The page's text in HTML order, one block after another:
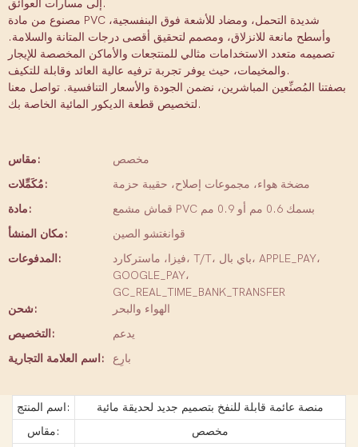
إلى مسارات العوائق.
مصنوع من مادة PVC شديدة التحمل، ومضاد للأشعة فوق البنفسجية،
وأسطح مانعة للانزلاق، ومصمم لتحقيق أقصى درجات المتانة والسلامة.
تصميمه متعدد الاستخدامات مثالي للمنتجعات والأماكن المخصصة للإيجار
والمخيمات، حيث يوفر تجربة ترفيه عالية العائد وقابلة للتكيف.
بصفتنا المُصنِّعين المباشرين، نضمن الجودة والأسعار التنافسية. تواصل معنا
لتخصيص قطعة الديكور المائية الخاصة بك.
مقاس:
مخصص
مُكَمِّلات:
مضخة هواء، مجموعات إصلاح، حقيبة حزمة
مادة:
قماش مشمع PVC بسمك 0.6 مم أو 0.9 مم
مكان المنشأ:
قوانغتشو الصين
المدفوعات:
فيزا، ماستركارد، T/T، باي بال، APPLE_PAY،
GOOGLE_PAY،
GC_REAL_TIME_BANK_TRANSFER
شحن:
الهواء والبحر
التخصيص:
يدعم
اسم العلامة التجارية:
بارِع
اسم المنتج:
منصة عائمة قابلة للنفخ بتصميم جديد لحديقة مائية
مقاس:
مخصص